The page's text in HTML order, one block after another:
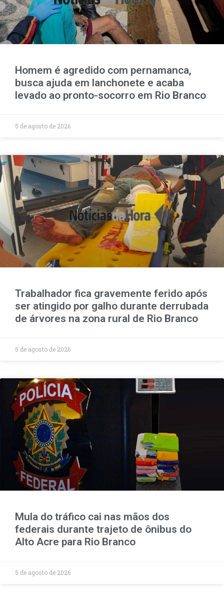
Homem é agredido com pernamanca,
busca ajuda em lanchonete e acaba
levado ao pronto-socorro em Rio Branco
5 de agosto de 2026
Trabalhador fica gravemente ferido após
ser atingido por galho durante derrubada
de árvores na zona rural de Rio Branco
5 de agosto de 2026
Mula do tráfico cai nas mãos dos
federais durante trajeto de ônibus do
Alto Acre para Rio Branco
5 de agosto de 2026